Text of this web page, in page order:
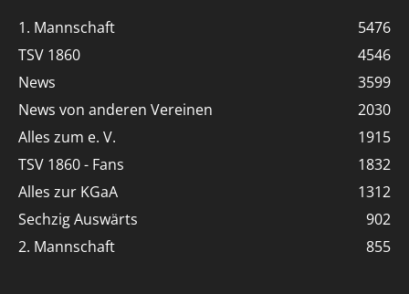
1. Mannschaft
5476
TSV 1860
4546
News
3599
News von anderen Vereinen
2030
Alles zum e. V.
1915
TSV 1860 - Fans
1832
Alles zur KGaA
1312
Sechzig Auswärts
902
2. Mannschaft
855